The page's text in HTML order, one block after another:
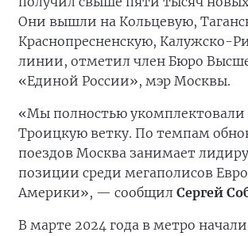
Они вышли на Кольцевую,
Краснопресненскую, Калужско-
линии, отметил член Бюро
«Единой России», мэр Москвы.
«Мы полностью укомплектовали
Троицкую ветку. По темпам
поездов Москва занимает
позиции среди мегаполисов
Америки», — сообщил Сергей
В марте 2024 года в метро